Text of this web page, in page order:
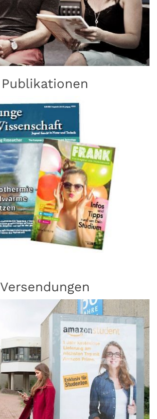
Publikationen
Versendungen